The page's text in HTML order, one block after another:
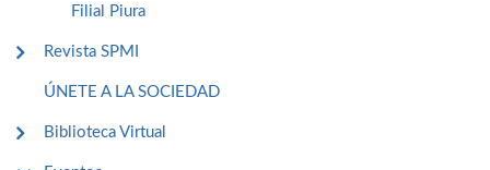
Filial Piura
Revista SPMI
ÚNETE A LA SOCIEDAD
Biblioteca Virtual